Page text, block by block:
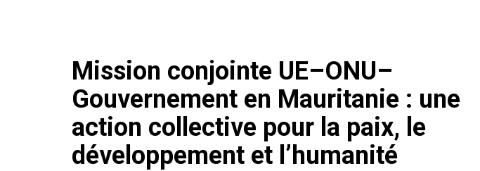
Mission conjointe UE–ONU–
Gouvernement en Mauritanie : une
action collective pour la paix, le
développement et l’humanité